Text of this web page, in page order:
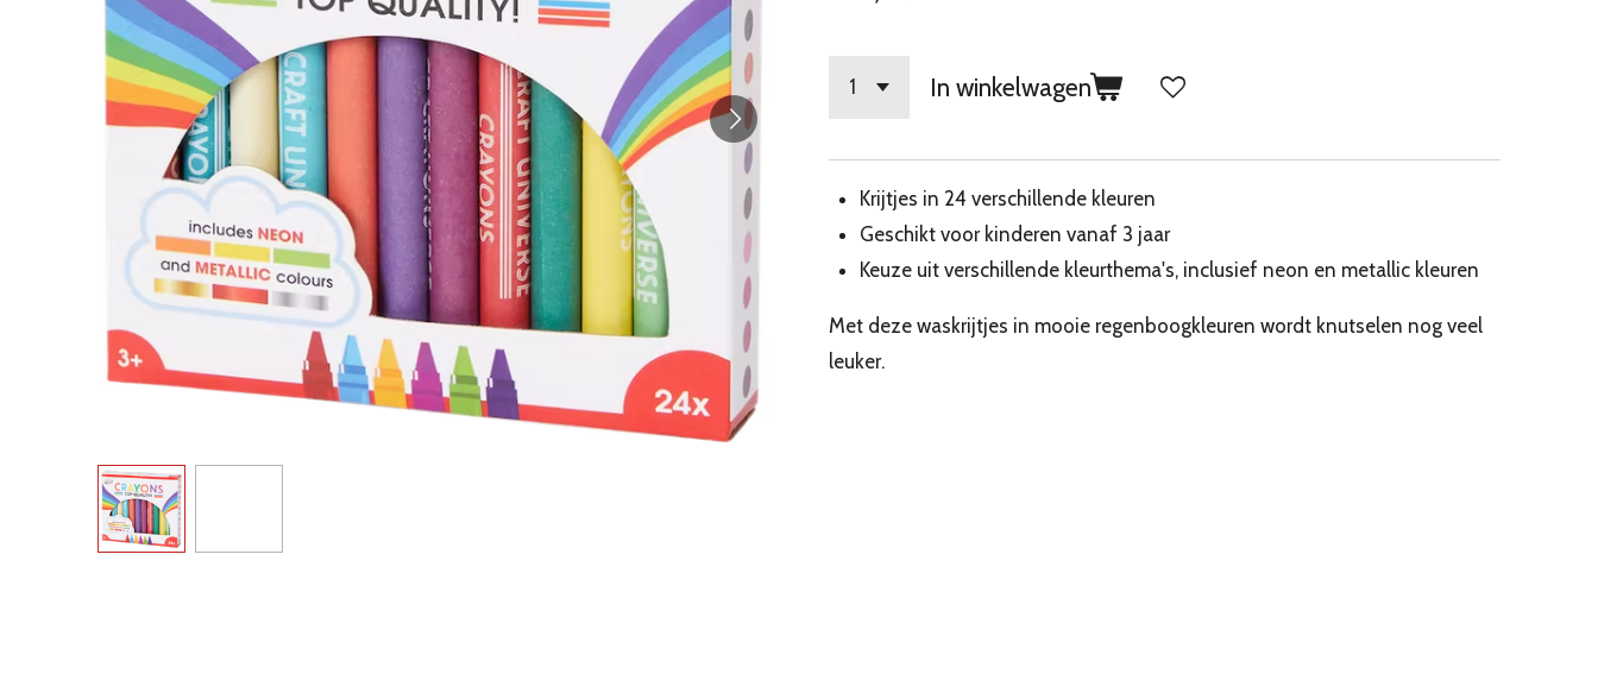
In winkelwagen
Krijtjes in 24 verschillende kleuren
Geschikt voor kinderen vanaf 3 jaar
Keuze uit verschillende kleurthema's, inclusief neon en metallic kleuren
Met deze waskrijtjes in mooie regenboogkleuren wordt knutselen nog veel
leuker.